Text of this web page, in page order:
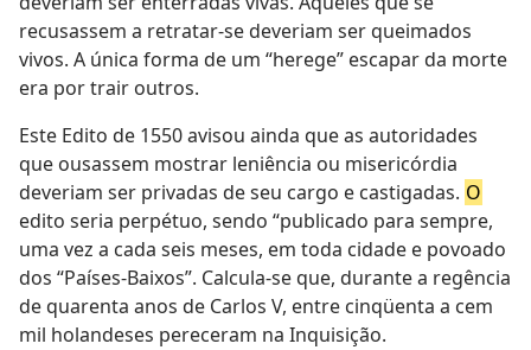
recusassem a retratar-se deveriam ser queimados
vivos. A única forma de um “herege” escapar da morte
era por trair outros.
Este Edito de 1550 avisou ainda que as autoridades
que ousassem mostrar leniência ou misericórdia
deveriam ser privadas de seu cargo e castigadas. O
edito seria perpétuo, sendo “publicado para sempre,
uma vez a cada seis meses, em toda cidade e povoado
dos “Países-Baixos”. Calcula-se que, durante a regência
de quarenta anos de Carlos V, entre cinqüenta a cem
mil holandeses pereceram na Inquisição.